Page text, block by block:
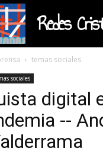
Redes
temas sociales
sociales
digital
--